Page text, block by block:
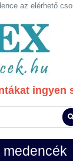
az elérhető
ingyen
medencék